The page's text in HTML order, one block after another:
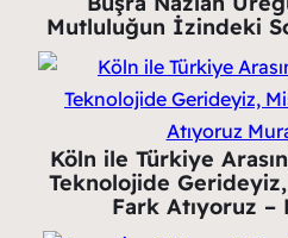
Mutluluğun İzindeki
Köln ile Türkiye
Teknolojide
Fark Atıyoruz –